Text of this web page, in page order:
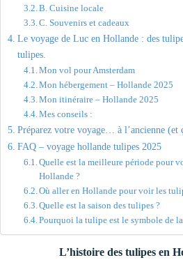
B. Cuisine locale
C. Souvenirs et cadeaux
Le voyage de Luc en Hollande : des
tulipes.
Mon vol pour Amsterdam
Mon hébergement – Hollande 2025
Mon itinéraire – Hollande 2025
Mes conseils :
Préparez votre voyage… à l’ancienne (et
FAQ – voyage hollande tulipes 2025
Quelle est la meilleure période pour
Hollande ?
Où aller en Hollande pour voir les
Quelle est la saison des tulipes ?
Pourquoi la tulipe est le symbole de
L’histoire des tulipes en